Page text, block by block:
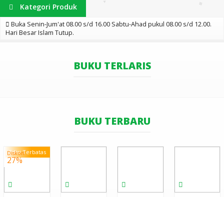
BAHASA ARAB
THAHARAH -
Kisah Nabi
Saw "Dari Lahir
Kategori Produk
Buka Senin-Jum'at 08.00 s/d 16.00 Sabtu-Ahad pukul 08.00 s/d 12.00.
Hari Besar Islam Tutup.
BUKU TERLARIS
BUKU TERBARU
Edisi Terbatas
Diskon
27%